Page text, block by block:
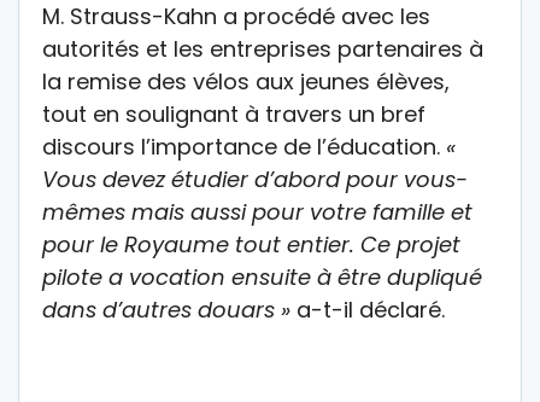
M. Strauss-Kahn a procédé avec les
autorités et les entreprises partenaires à
la remise des vélos aux jeunes élèves,
tout en soulignant à travers un bref
discours l’importance de l’éducation. «
Vous devez étudier d’abord pour vous-
mêmes mais aussi pour votre famille et
pour le Royaume tout entier. Ce projet
pilote a vocation ensuite à être dupliqué
dans d’autres douars » a-t-il déclaré.